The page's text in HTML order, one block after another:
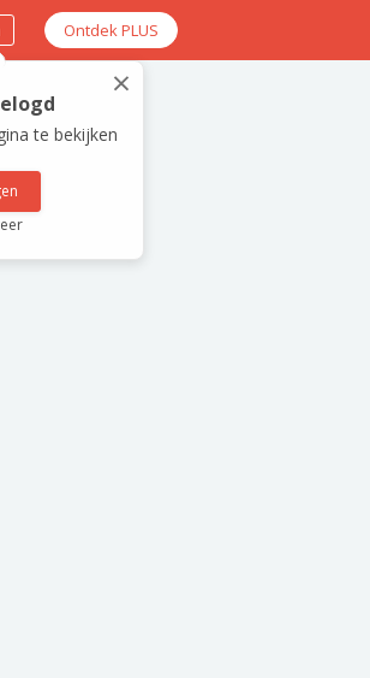
Ontdek PLUS
×
te bekijken